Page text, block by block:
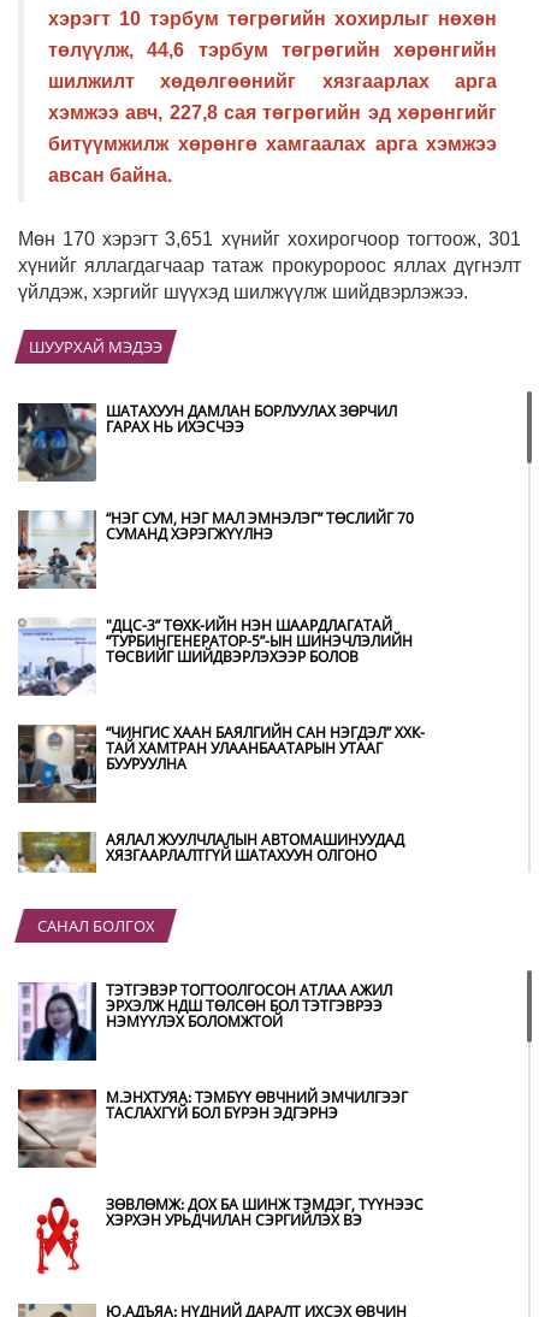
хэрэгт 10 тэрбум төгрөгийн хохирлыг нөхөн
төлүүлж, 44,6 тэрбум төгрөгийн хөрөнгийн
шилжилт хөдөлгөөнийг хязгаарлах арга
хэмжээ авч, 227,8 сая төгрөгийн эд хөрөнгийг
битүүмжилж хөрөнгө хамгаалах арга хэмжээ
авсан байна.
Мөн 170 хэрэгт 3,651 хүнийг хохирогчоор тогтоож, 301
хүнийг яллагдагчаар татаж прокуророос яллах дүгнэлт
үйлдэж, хэргийг шүүхэд шилжүүлж шийдвэрлэжээ.
ШУУРХАЙ МЭДЭЭ
ШАТАХУУН ДАМЛАН БОРЛУУЛАХ ЗӨРЧИЛ
ГАРАХ НЬ ИХЭСЧЭЭ
“НЭГ СУМ, НЭГ МАЛ ЭМНЭЛЭГ” ТӨСЛИЙГ 70
СУМАНД ХЭРЭГЖҮҮЛНЭ
"ДЦС-3” ТӨХК-ИЙН НЭН ШААРДЛАГАТАЙ
“ТУРБИНГЕНЕРАТОР-5”-ЫН ШИНЭЧЛЭЛИЙН
ТӨСВИЙГ ШИЙДВЭРЛЭХЭЭР БОЛОВ
“ЧИНГИС ХААН БАЯЛГИЙН САН НЭГДЭЛ” ХХК-
ТАЙ ХАМТРАН УЛААНБААТАРЫН УТААГ
БУУРУУЛНА
АЯЛАЛ ЖУУЛЧЛАЛЫН АВТОМАШИНУУДАД
ХЯЗГААРЛАЛТГҮЙ ШАТАХУУН ОЛГОНО
“ХОТЫН ДАРГА СОНСОЖ БАЙНА” 150150
ҮЙЛДВЭРЛЭНЭ
САНАЛ БОЛГОХ
ТЭТГЭВЭР ТОГТООЛГОСОН АТЛАА АЖИЛ
ЭРХЭЛЖ НДШ ТӨЛСӨН БОЛ ТЭТГЭВРЭЭ
НЭМҮҮЛЭХ БОЛОМЖТОЙ
М.ЭНХТУЯА: ТЭМБҮҮ ӨВЧНИЙ ЭМЧИЛГЭЭГ
ТАСЛАХГҮЙ БОЛ БҮРЭН ЭДГЭРНЭ
ЗӨВЛӨМЖ: ДОХ БА ШИНЖ ТЭМДЭГ, ТҮҮНЭЭС
ХЭРХЭН УРЬДЧИЛАН СЭРГИЙЛЭХ ВЭ
Ю.АДЪЯА: НҮДНИЙ ДАРАЛТ ИХСЭХ ӨВЧИН